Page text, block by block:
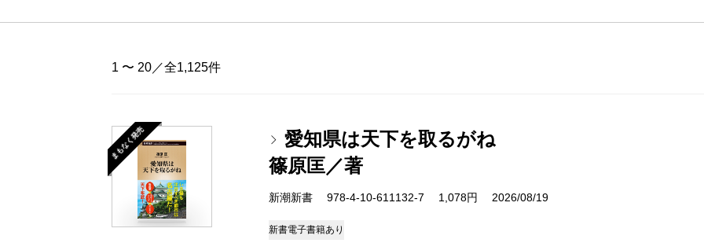
1 〜 20／全1,125件
まもなく発売
愛知県は天下を取るがね
篠原匡／著
新潮新書 978-4-10-611132-7 1,078円 2026/08/19
新書電子書籍あり